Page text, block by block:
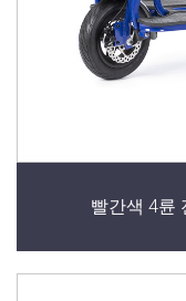
빨간색 4륜